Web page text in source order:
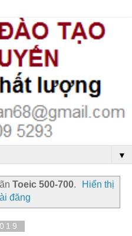
▼
Toeic 500-700.
Hiển thị
đăng